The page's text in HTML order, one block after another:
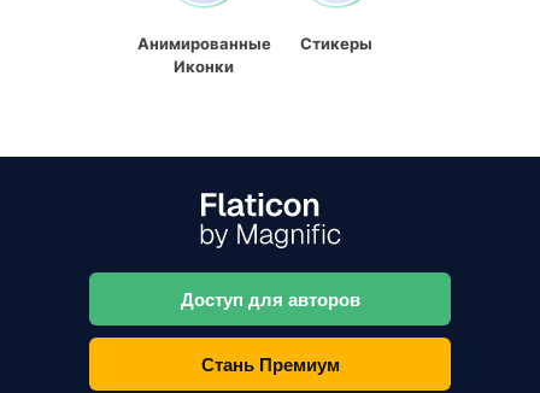
Анимированные
Иконки
Стикеры
Доступ для авторов
Стань Премиум